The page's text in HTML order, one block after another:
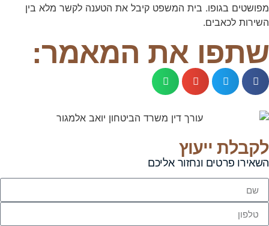
מפושטים בגופו. בית המשפט קיבל את הטענה לקשר מלא בין
השירות לכאבים.
שתפו את המאמר:
לקבלת ייעוץ
השאירו פרטים ונחזור אליכם